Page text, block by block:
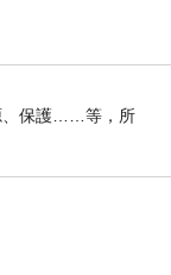
安靜。
、保護……等，所